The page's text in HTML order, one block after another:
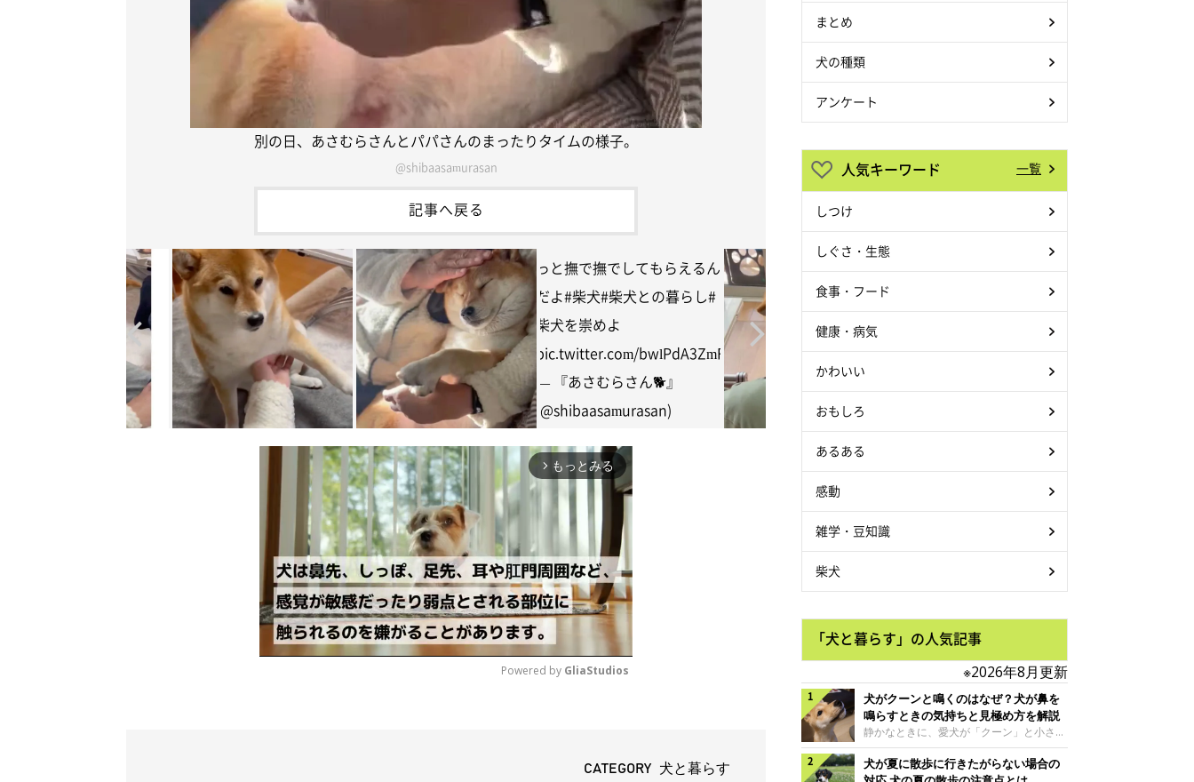
別の日、あさむらさんとパパさんのまったりタイムの様子。
@shibaasamurasan
記事へ戻る
っと撫で撫でしてもらえるん
だよ#柴犬#柴犬との暮らし#
柴犬を崇めよ
pic.twitter.com/bwlPdA3ZmF
— 『あさむらさん🐕』
(@shibaasamurasan)
arrow_forward_ios もっとみる
Powered by GliaStudios
CATEGORY 犬と暮らす
まとめ
犬の種類
アンケート
人気キーワード 一覧
しつけ
しぐさ・生態
食事・フード
健康・病気
かわいい
おもしろ
あるある
感動
雑学・豆知識
柴犬
「犬と暮らす」の人気記事
※2026年8月更新
犬がクーンと鳴くのはなぜ？犬が鼻を
鳴らすときの気持ちと見極め方を解説
静かなときに、愛犬が「クーン」と小さく
鳴いたり、鼻を鳴らすような音を出したり
することはありませんか？ 大きく吠える
犬が夏に散歩に行きたがらない場合の